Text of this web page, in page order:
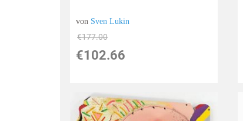
von Sven Lukin
€177.00
€102.66